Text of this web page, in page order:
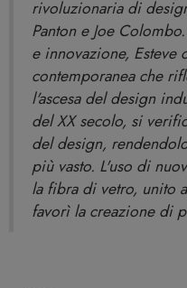
rivoluzionaria di
Panton e Joe
e innovazione, Esteve
contemporanea che
l'ascesa del design
del XX secolo, si
del design,
più vasto. L'uso di
la fibra di vetro, unito
favorì la creazione di